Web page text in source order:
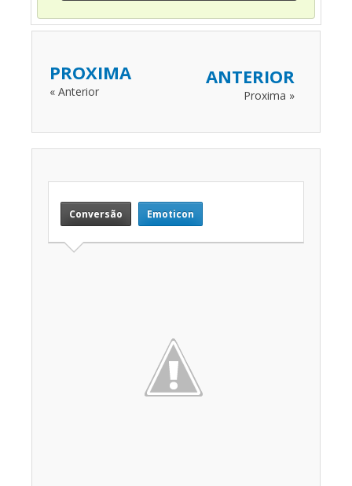
PROXIMA
« Anterior
ANTERIOR
Proxima »
Conversão Emoticon